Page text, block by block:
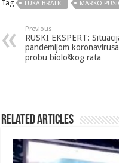
Tag LUKA BRALIĆ MARKO
Previous
RUSKI EKSPERT:
pandemijom
probu biološkog rata
Related Articles